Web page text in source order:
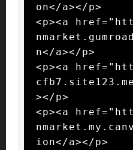
on</a></p>
<p><a
n</a></p>
<p><a
></p>
<p><a
ion</a></p>